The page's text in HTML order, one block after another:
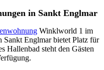
in Sankt Englmar
Winklworld 1 im
Sankt Englmar bietet Platz für
Hallenbad steht den Gästen